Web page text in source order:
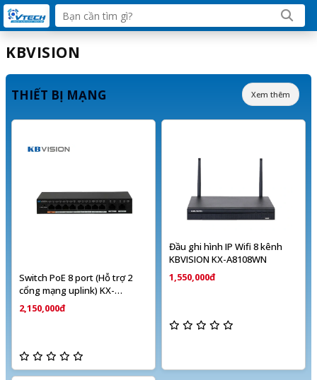
KBVISION
THIẾT BỊ MẠNG Xem thêm
Switch PoE 8 port (Hỗ trợ 2
cổng mạng uplink) KX-
ASW08-P
2,150,000đ
Đầu ghi hình IP Wifi 8 kênh
KBVISION KX-A8108WN
1,550,000đ